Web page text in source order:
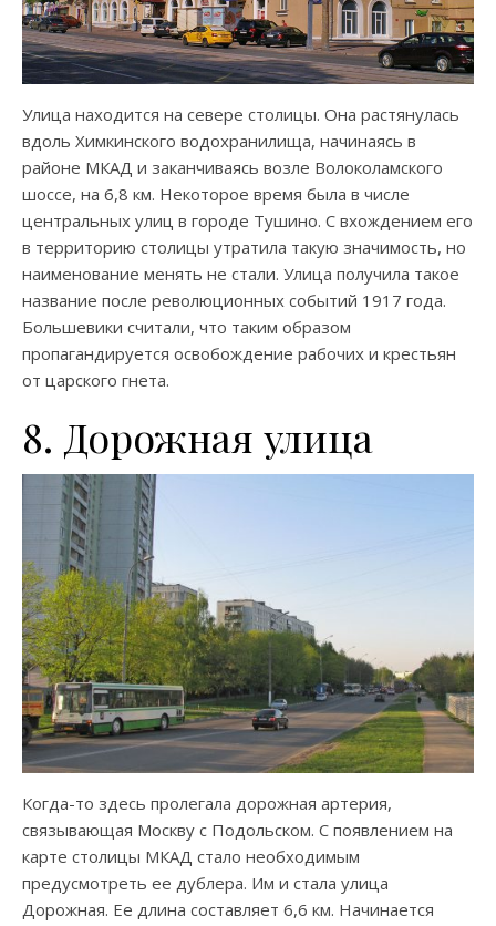
Улица находится на севере столицы. Она растянулась
вдоль Химкинского водохранилища, начинаясь в
районе МКАД и заканчиваясь возле Волоколамского
шоссе, на 6,8 км. Некоторое время была в числе
центральных улиц в городе Тушино. С вхождением его
в территорию столицы утратила такую значимость, но
наименование менять не стали. Улица получила такое
название после революционных событий 1917 года.
Большевики считали, что таким образом
пропагандируется освобождение рабочих и крестьян
от царского гнета.
8. Дорожная улица
Когда-то здесь пролегала дорожная артерия,
связывающая Москву с Подольском. С появлением на
карте столицы МКАД стало необходимым
предусмотреть ее дублера. Им и стала улица
Дорожная. Ее длина составляет 6,6 км. Начинается